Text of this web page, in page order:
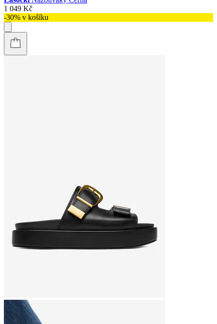
1 049 Kč
-30% v košíku